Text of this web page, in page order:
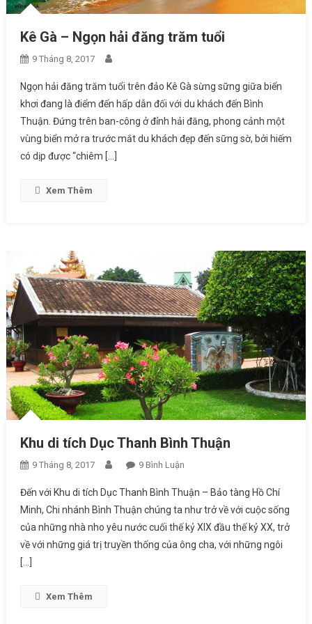
Kê Gà – Ngọn hải đăng trăm tuổi
9 Tháng 8, 2017
Ngọn hải đăng trăm tuổi trên đảo Kê Gà sừng sững giữa biển
khơi đang là điểm đến hấp dẫn đối với du khách đến Bình
Thuận. Đứng trên ban-công ở đỉnh hải đăng, phong cảnh một
vùng biển mở ra trước mắt du khách đẹp đến sững sờ, bởi hiếm
có dịp được “chiêm […]
Xem Thêm
Khu di tích Dục Thanh Bình Thuận
9 Tháng 8, 2017 9 Bình Luận
Đến với Khu di tích Dục Thanh Bình Thuận – Bảo tàng Hồ Chí
Minh, Chi nhánh Bình Thuận chúng ta như trở về với cuộc sống
của những nhà nho yêu nước cuối thế kỷ XIX đầu thế kỷ XX, trở
về với những giá trị truyền thống của ông cha, với những ngôi
[…]
Xem Thêm